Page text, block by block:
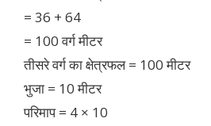
= 36 + 64
= 100 वर्ग मीटर
तीसरे वर्ग का क्षेत्रफल = 100 मीटर
भुजा = 10 मीटर
परिमाप = 4 × 10